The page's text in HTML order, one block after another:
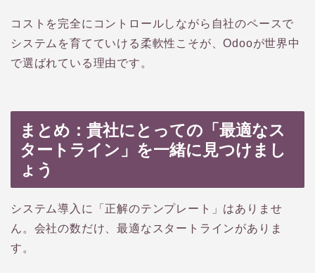
コストを完全にコントロールしながら自社のペースで
システムを育てていける柔軟性こそが、Odooが世界中
で選ばれている理由です。
まとめ：貴社にとっての「最適なス
タートライン」を一緒に見つけまし
ょう
システム導入に「正解のテンプレート」はありませ
ん。会社の数だけ、最適なスタートラインがありま
す。